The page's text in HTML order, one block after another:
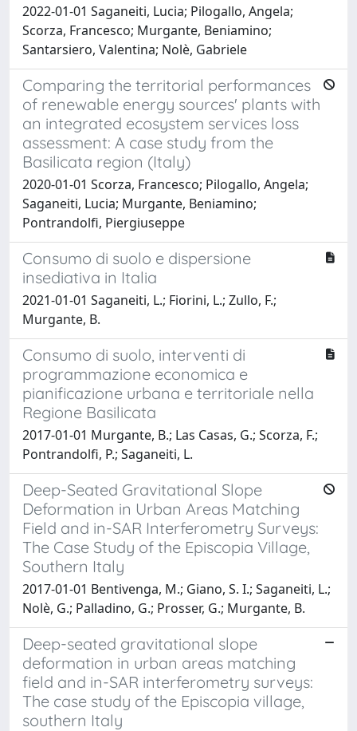
2022-01-01 Saganeiti, Lucia; Pilogallo, Angela;
Scorza, Francesco; Murgante, Beniamino;
Santarsiero, Valentina; Nolè, Gabriele
Comparing the territorial performances
of renewable energy sources' plants with
an integrated ecosystem services loss
assessment: A case study from the
Basilicata region (Italy)
2020-01-01 Scorza, Francesco; Pilogallo, Angela;
Saganeiti, Lucia; Murgante, Beniamino;
Pontrandolfi, Piergiuseppe
Consumo di suolo e dispersione
insediativa in Italia
2021-01-01 Saganeiti, L.; Fiorini, L.; Zullo, F.;
Murgante, B.
Consumo di suolo, interventi di
programmazione economica e
pianificazione urbana e territoriale nella
Regione Basilicata
2017-01-01 Murgante, B.; Las Casas, G.; Scorza, F.;
Pontrandolfi, P.; Saganeiti, L.
Deep-Seated Gravitational Slope
Deformation in Urban Areas Matching
Field and in-SAR Interferometry Surveys:
The Case Study of the Episcopia Village,
Southern Italy
2017-01-01 Bentivenga, M.; Giano, S. I.; Saganeiti, L.;
Nolè, G.; Palladino, G.; Prosser, G.; Murgante, B.
Deep-seated gravitational slope
deformation in urban areas matching
field and in-SAR interferometry surveys:
The case study of the Episcopia village,
southern Italy